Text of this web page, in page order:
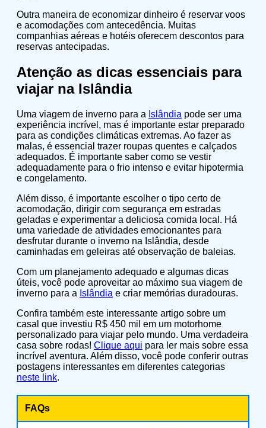
Outra maneira de economizar dinheiro é reservar voos
e acomodações com antecedência. Muitas
companhias aéreas e hotéis oferecem descontos para
reservas antecipadas.
Atenção as dicas essenciais para
viajar na Islândia
Uma viagem de inverno para a Islândia pode ser uma
experiência incrível, mas é importante estar preparado
para as condições climáticas extremas. Ao fazer as
malas, é essencial trazer roupas quentes e calçados
adequados. É importante saber como se vestir
adequadamente para o frio intenso e evitar hipotermia
e congelamento.
Além disso, é importante escolher o tipo certo de
acomodação, dirigir com segurança em estradas
geladas e experimentar a deliciosa comida local. Há
uma variedade de atividades emocionantes para
desfrutar durante o inverno na Islândia, desde
caminhadas em geleiras até observação de baleias.
Com um planejamento adequado e algumas dicas
úteis, você pode aproveitar ao máximo sua viagem de
inverno para a Islândia e criar memórias duradouras.
Confira também este interessante artigo sobre um
casal que investiu R$ 450 mil em um motorhome
personalizado para viajar pelo mundo. Uma verdadeira
casa sobre rodas! Clique aqui para ler mais sobre essa
incrível aventura. Além disso, você pode conferir outras
postagens interessantes em diferentes categorias
neste link.
FAQs